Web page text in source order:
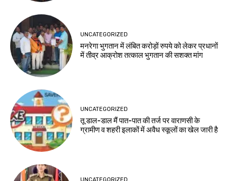
UNCATEGORIZED
मनरेगा भुगतान में लंबित करोड़ों रुपये को लेकर प्रधानों
में तीव्र आक्रोश तत्काल भुगतान की सशक्त मांग
UNCATEGORIZED
तू डाल-डाल मैं पात-पात की तर्ज पर वाराणसी के
ग्रामीण व शहरी इलाकों में अवैध स्कूलों का खेल जारी है
UNCATEGORIZED